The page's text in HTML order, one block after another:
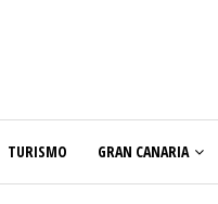
TURISMO GRAN CANARIA